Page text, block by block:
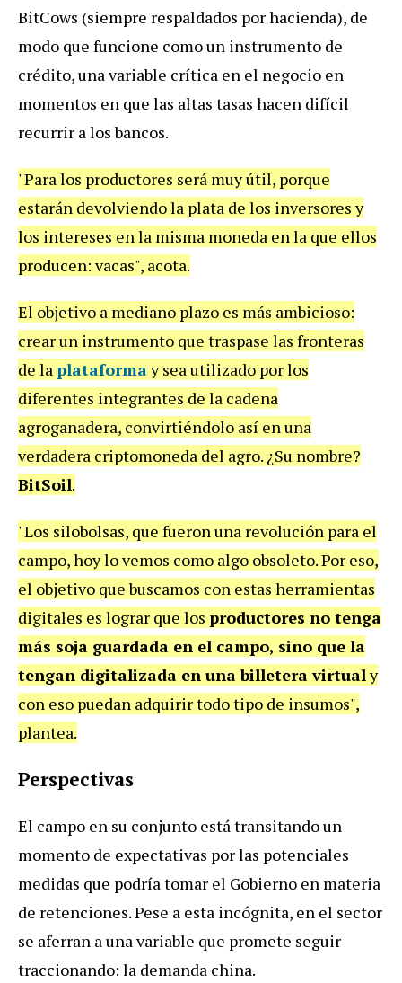
BitCows (siempre respaldados por hacienda), de
modo que funcione como un instrumento de
crédito, una variable crítica en el negocio en
momentos en que las altas tasas hacen difícil
recurrir a los bancos.
"Para los productores será muy útil, porque
estarán devolviendo la plata de los inversores y
los intereses en la misma moneda en la que ellos
producen: vacas", acota.
El objetivo a mediano plazo es más ambicioso:
crear un instrumento que traspase las fronteras
de laplataformay sea utilizado por los
diferentes integrantes de la cadena
agroganadera, convirtiéndolo así en una
verdadera criptomoneda del agro. ¿Su nombre?
BitSoil.
"Los silobolsas, que fueron una revolución para el
campo, hoy lo vemos como algo obsoleto. Por eso,
el objetivo que buscamos con estas herramientas
digitales es lograr que los productores no tenga
más soja guardada en el campo, sino que la
tengan digitalizada en una billetera virtualy
con eso puedan adquirir todo tipo de insumos",
plantea.
Perspectivas
El campo en su conjunto está transitando un
momento de expectativas por las potenciales
medidas que podría tomar el Gobierno en materia
de retenciones. Pese a esta incógnita, en el sector
se aferran a una variable que promete seguir
traccionando: la demanda china.